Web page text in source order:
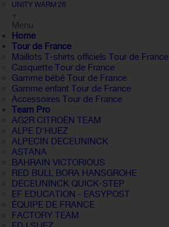
UNITY WARM 26
+
Menu
Home
Tour de France
Maillots T-shirts officiels Tour de France
Casquette Tour de France
Gamme bébé Tour de France
Gamme enfant Tour de France
Accessoires Tour de France
Team Pro
AG2R CITROËN TEAM
ALPE D'HUEZ
ALPECIN DECEUNINCK
ASTANA
BAHRAIN VICTORIOUS
RED BULL BORA HANSGROHE
DECEUNINCK QUICK-STEP
EF EDUCATION - EASYPOST
ÉQUIPE DE FRANCE
FACTORY TEAM